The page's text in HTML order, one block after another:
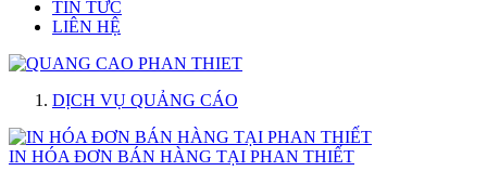
TIN TỨC
LIÊN HỆ
DỊCH VỤ QUẢNG CÁO
IN HÓA ĐƠN BÁN HÀNG TẠI PHAN THIẾT